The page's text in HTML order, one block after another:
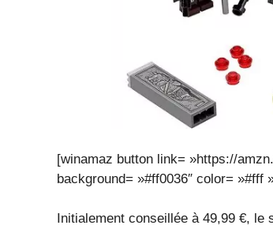
[winamaz button link= »https://
background= »#ff0036″ color= »#fff
Initialement conseillée à 49,99 €,